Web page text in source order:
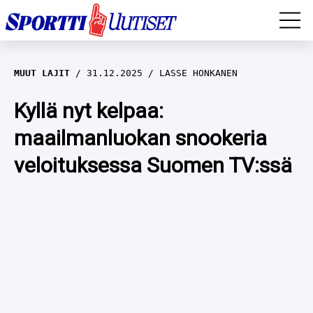
EM-YLEISURHEILU
JÄÄKIEKKO
YLEISURHEILU
WILMA HELTELÄ
TALVILAJIT
MUUT LAJIT 31.12.2025 LASSE HONKANEN
Kyllä nyt kelpaa:
maailmanluokan snookeria
veloituksessa Suomen TV:ssä